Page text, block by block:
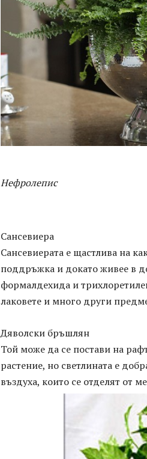
Нефролепис
Сансевиера
Сансевиерата е щастлива на
поддръжка и докато живее в
формалдехида и
лаковете и много други
Дяволски бръшлян
Той може да се постави на
растение, но светлината е
въздуха, които се отделят от